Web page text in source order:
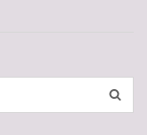
BUSCA